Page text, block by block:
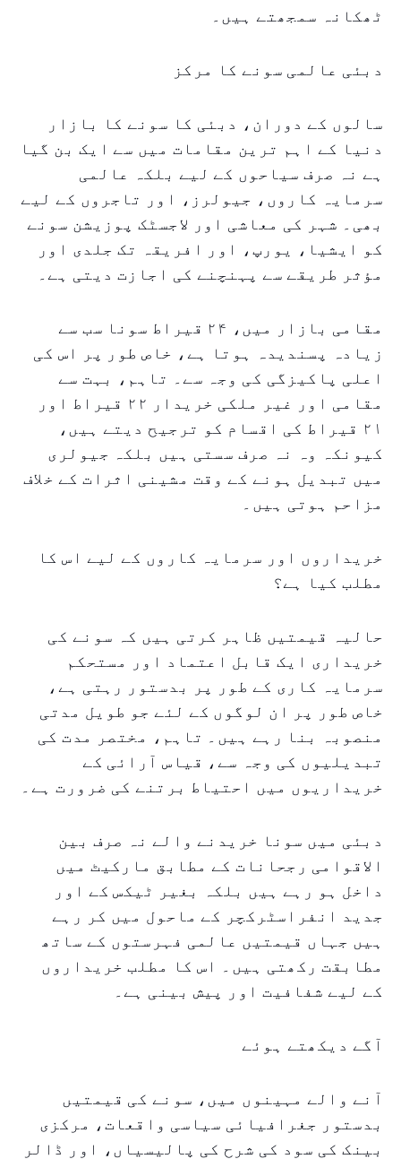
ٹھکانہ سمجھتے ہیں۔
دبئی عالمی سونے کا مرکز
سالوں کے دوران، دبئی کا سونے کا بازار
دنیا کے اہم ترین مقامات میں سے ایک بن گیا
ہے نہ صرف سیاحوں کے لیے بلکہ عالمی
سرمایہ کاروں، جیولرز، اور تاجروں کے لیے
بھی۔ شہر کی معاشی اور لاجسٹک پوزیشن سونے
کو ایشیا، یورپ، اور افریقہ تک جلدی اور
مؤثر طریقے سے پہنچنے کی اجازت دیتی ہے۔
مقامی بازار میں، ۲۴ قیراط سونا سب سے
زیادہ پسندیدہ ہوتا ہے، خاص طور پر اس کی
اعلی پاکیزگی کی وجہ سے۔ تاہم، بہت سے
مقامی اور غیر ملکی خریدار ۲۲ قیراط اور
۲۱ قیراط کی اقسام کو ترجیح دیتے ہیں،
کیونکہ وہ نہ صرف سستی ہیں بلکہ جیولری
میں تبدیل ہونے کے وقت مشینی اثرات کے خلاف
مزاحم ہوتی ہیں۔
خریداروں اور سرمایہ کاروں کے لیے اس کا
مطلب کیا ہے؟
حالیہ قیمتیں ظاہر کرتی ہیں کہ سونے کی
خریداری ایک قابل اعتماد اور مستحکم
سرمایہ کاری کے طور پر بدستور رہتی ہے،
خاص طور پر ان لوگوں کے لئے جو طویل مدتی
منصوبہ بنا رہے ہیں۔ تاہم، مختصر مدت کی
تبدیلیوں کی وجہ سے، قیاس آرائی کے
خریداریوں میں احتیاط برتنے کی ضرورت ہے۔
دبئی میں سونا خریدنے والے نہ صرف بین
الاقوامی رجحانات کے مطابق مارکیٹ میں
داخل ہو رہے ہیں بلکہ بغیر ٹیکس کے اور
جدید انفراسٹرکچر کے ماحول میں کر رہے
ہیں جہاں قیمتیں عالمی فہرستوں کے ساتھ
مطابقت رکھتی ہیں۔ اس کا مطلب خریداروں
کے لیے شفافیت اور پیش بینی ہے۔
آگے دیکھتے ہوئے
آنے والے مہینوں میں، سونے کی قیمتیں
بدستور جغرافیائی سیاسی واقعات، مرکزی
بینک کی سود کی شرح کی پالیسیاں، اور ڈالر